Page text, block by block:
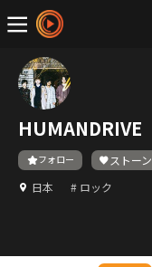
HUMANDRIVE
フォロー
ストーン
日本
# ロック